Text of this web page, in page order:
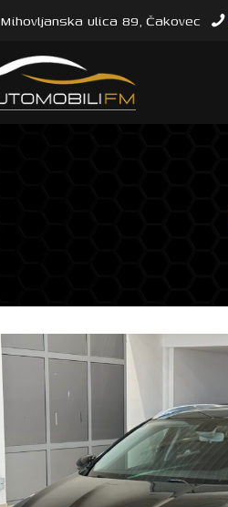
Mihovljanska ulica 89, Čakovec